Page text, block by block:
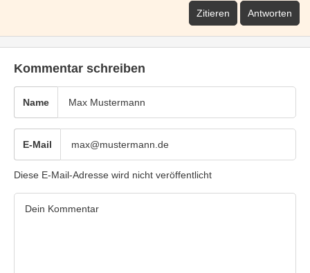
Zitieren Antworten
Kommentar schreiben
Name
E-Mail
Diese E-Mail-Adresse wird nicht veröffentlicht